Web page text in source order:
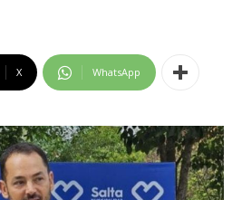
X WhatsApp